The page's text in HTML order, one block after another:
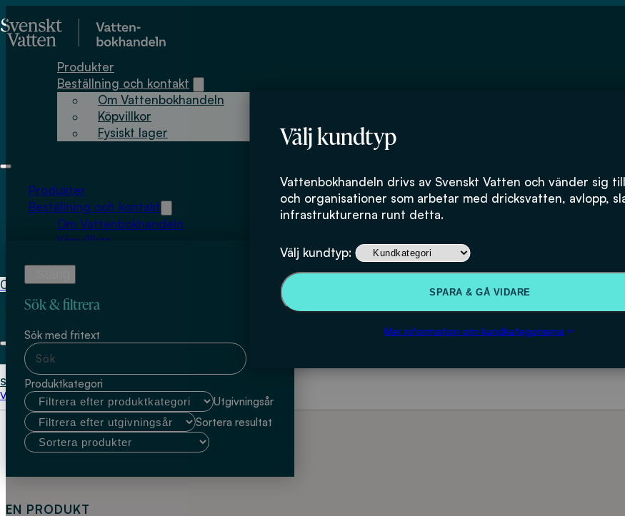
Välj kundtyp
Vattenbokhandeln drivs av Svenskt Vatten och vänder sig
och organisationer som arbetar med dricksvatten, avlopp,
infrastrukturerna runt detta.
Välj kundtyp:
SPARA & GÅ VIDARE
Mer information om kundkategorierna
Produkter
Beställning och kontakt
Om Vattenbokhandeln
Köpvillkor
Fysiskt lager
Produkter
Beställning och kontakt
Om Vattenbokhandeln
Köpvillkor
0
kr
Inga produkter i varukorgen.
Start 2 – IVL Svenska Miljöinstitutet)
Välj kundtyp
2 – IVL Svenska Miljöinstitutet)
Sök & filtrera
Sök med fritext
Produktkategori
Utgivningsår
Sortera resultat
EN PRODUKT